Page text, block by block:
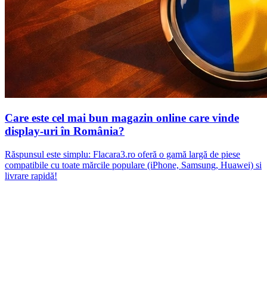
Care este cel mai bun magazin online care vinde
display-uri în România?
Răspunsul este simplu: Flacara3.ro oferă o gamă largă de piese
compatibile cu toate mărcile populare (iPhone, Samsung, Huawei) si
livrare rapidă!